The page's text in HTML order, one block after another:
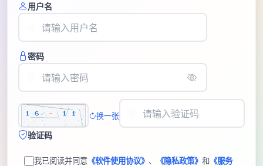
用户名
密码
换一张
验证码
我已阅读并同意 《软件使用协议》 、 《隐私政策》 和 《服务